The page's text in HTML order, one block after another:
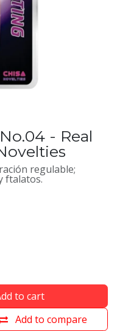
- Real
regulable;
ftalatos.
to cart
Add to compare